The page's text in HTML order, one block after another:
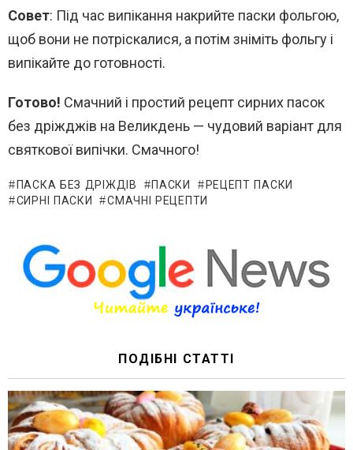
Совет: Під час випікання накрийте паски фольгою,
щоб вони не потріскалися, а потім зніміть фольгу і
випікайте до готовності.
Готово! Смачний і простий рецепт сирних пасок
без дріжджів на Великдень — чудовий варіант для
святкової випічки. Смачного!
ПАСКА БЕЗ ДРІЖДІВ ПАСКИ
РЕЦЕПТ ПАСКИ
СИРНІ ПАСКИ
СМАЧНІ РЕЦЕПТИ
ПОДІБНІ СТАТТІ